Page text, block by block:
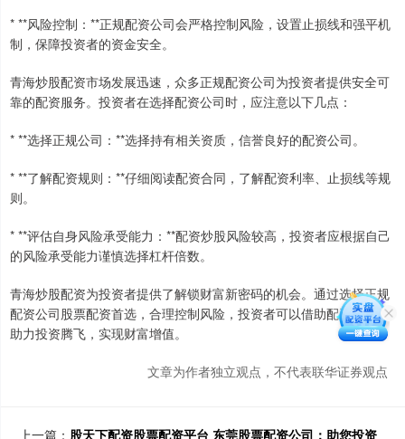
* **风险控制：**正规配资公司会严格控制风险，设置止损线和强平机
制，保障投资者的资金安全。
青海炒股配资市场发展迅速，众多正规配资公司为投资者提供安全可
靠的配资服务。投资者在选择配资公司时，应注意以下几点：
* **选择正规公司：**选择持有相关资质，信誉良好的配资公司。
* **了解配资规则：**仔细阅读配资合同，了解配资利率、止损线等规
则。
* **评估自身风险承受能力：**配资炒股风险较高，投资者应根据自己
的风险承受能力谨慎选择杠杆倍数。
青海炒股配资为投资者提供了解锁财富新密码的机会。通过选择正规
配资公司股票配资首选，合理控制风险，投资者可以借助配资杠杆，
助力投资腾飞，实现财富增值。
文章为作者独立观点，不代表联华证券观点
上一篇： 股天下配资股票配资平台 东莞股票配资公司：助您投资